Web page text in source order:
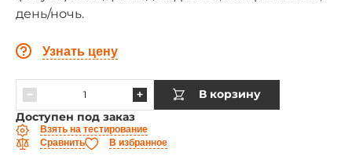
день/ночь.
Узнать цену
В корзину
Доступен под заказ
Взять на тестирование
Сравнить
В избранное